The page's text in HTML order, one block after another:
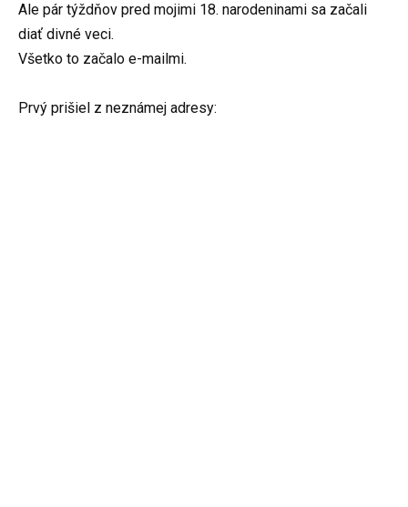
Ale pár týždňov pred mojimi 18. narodeninami sa začali
diať divné veci.
Všetko to začalo e-mailmi.
Prvý prišiel z neznámej adresy: